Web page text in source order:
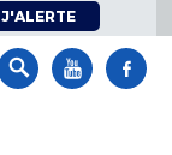
J'ALERTE